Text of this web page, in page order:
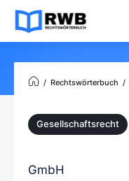
Rechtswörterbuch
Gesellschaftsrecht
GmbH